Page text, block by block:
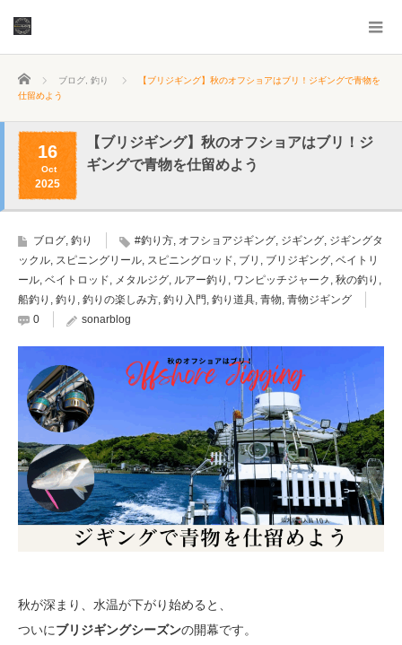
ホーム ブログ 釣り
【ブリジギング】秋のオフショアはブリ！ジギングで青物を
仕留めよう
16
Oct
2025
【ブリジギング】秋のオフショアはブリ！ジ
ギングで青物を仕留めよう
ブログ, 釣り #釣り方, オフショアジギング, ジギング, ジギングタ
ックル, スピニングリール, スピニングロッド, ブリ , ブリジギング, ベイトリ
ール, ベイトロッド, メタルジグ, ルアー釣り , ワンピッチジャーク , 秋の釣り ,
船釣り , 釣り , 釣りの楽しみ方, 釣り入門 , 釣り道具, 青物, 青物ジギング
0
sonarblog
秋が深まり、水温が下がり始めると、
ついにブリジギングシーズンの開幕です。